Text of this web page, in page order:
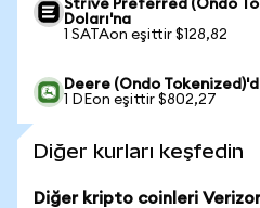
Strive Preferred (Ondo
Doları'na
1 SATAon eşittir $128,82
Deere (Ondo
1 DEon eşittir $802,27
Diğer kurları keşfedin
Diğer kripto coinleri